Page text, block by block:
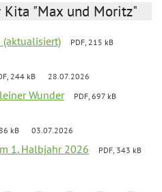
"Max und Moritz"
(aktualisiert)
PDF, 215 kB
244 kB 28.07.2026
Wunder
PDF, 697 kB
kB 03.07.2026
1. Halbjahr 2026
PDF, 343 kB